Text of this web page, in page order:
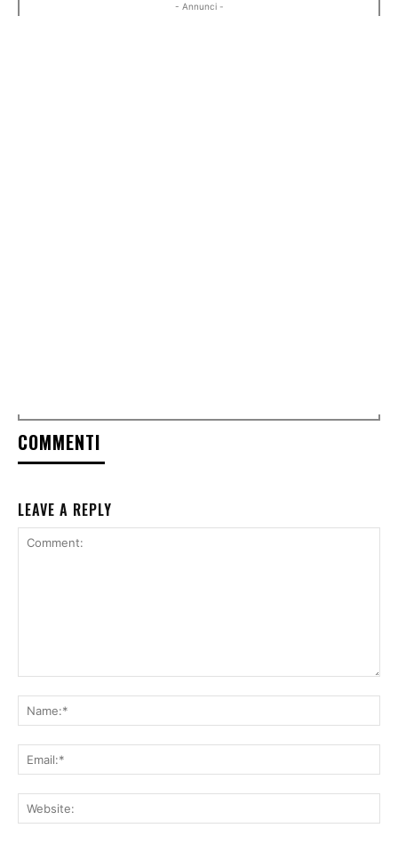
- Annunci -
COMMENTI
LEAVE A REPLY